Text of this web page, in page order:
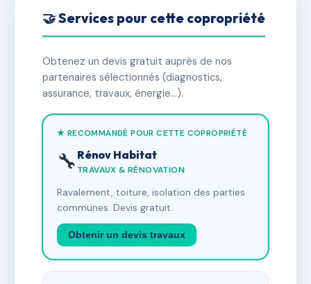
🤝 Services pour cette copropriété
Obtenez un devis gratuit auprès de nos
partenaires sélectionnés (diagnostics,
assurance, travaux, énergie…).
★ RECOMMANDÉ POUR CETTE COPROPRIÉTÉ
🔧 Rénov Habitat
TRAVAUX & RÉNOVATION
Ravalement, toiture, isolation des parties
communes. Devis gratuit.
Obtenir un devis travaux